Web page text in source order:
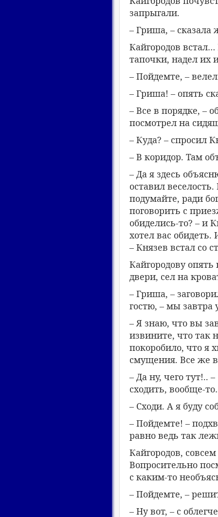
запрыгали.
– Гриша, – сказала
Кайгородов
тапочки, надел их
– Пойдемте, –
– Гриша! – опять
– Все в порядке, –
посмотрел на
– Куда? – спросил
– В коридор. Там
– Да я здесь
оставил
подумайте, ради
поговорить с
обиделись-то? – и
хотел вас
– Князев встал со
Кайгородову
двери, сел на
– Гриша, –
гостю, – мы завтра
– Я знаю, что вы
извините, что так
покоробило, что я
смущения. Все же
– Да ну, чего тут!..
сходить, вообще-
– Сходи. А я буду
– Пойдемте! –
равно ведь так
Кайгородов,
Вопросительно
с каким-то
– Пойдемте, –
– Ну вот, – с